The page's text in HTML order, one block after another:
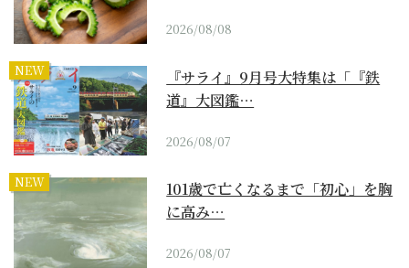
2026/08/08
NEW
『サライ』9月号大特集は「『鉄
道』大図鑑…
2026/08/07
NEW
101歳で亡くなるまで「初心」を胸
に高み…
2026/08/07